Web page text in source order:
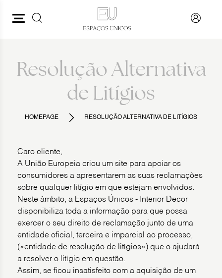
Resolução Alternativa
de Litígios
HOMEPAGE RESOLUÇÃO ALTERNATIVA DE LITÍGIOS
Caro cliente,
A União Europeia criou um site para apoiar os
consumidores a apresentarem as suas reclamações
sobre qualquer litígio em que estejam envolvidos.
Neste âmbito, a Espaços Únicos - Interior Decor
disponibiliza toda a informação para que possa
exercer o seu direito de reclamação junto de uma
entidade oficial, terceira e imparcial ao processo,
(«entidade de resolução de litígios») que o ajudará
a resolver o litígio em questão.
Assim, se ficou insatisfeito com a aquisição de um
PESQUISAR